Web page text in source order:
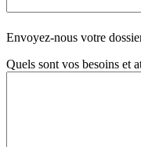
Envoyez-nous votre
Quels sont vos besoins et